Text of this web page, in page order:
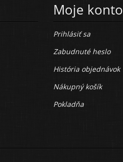
Moje konto
Prihlásiť sa
Zabudnuté heslo
História objednávok
Nákupný košík
Pokladňa